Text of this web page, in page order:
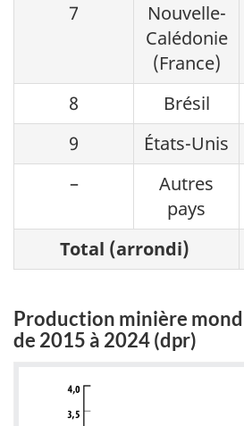
7
Nouvelle-
Calédonie
(France)
8 Brésil
9
États-Unis
–
Autres
pays
Total (arrondi)
Production minière
de 2015 à 2024 (dpr)